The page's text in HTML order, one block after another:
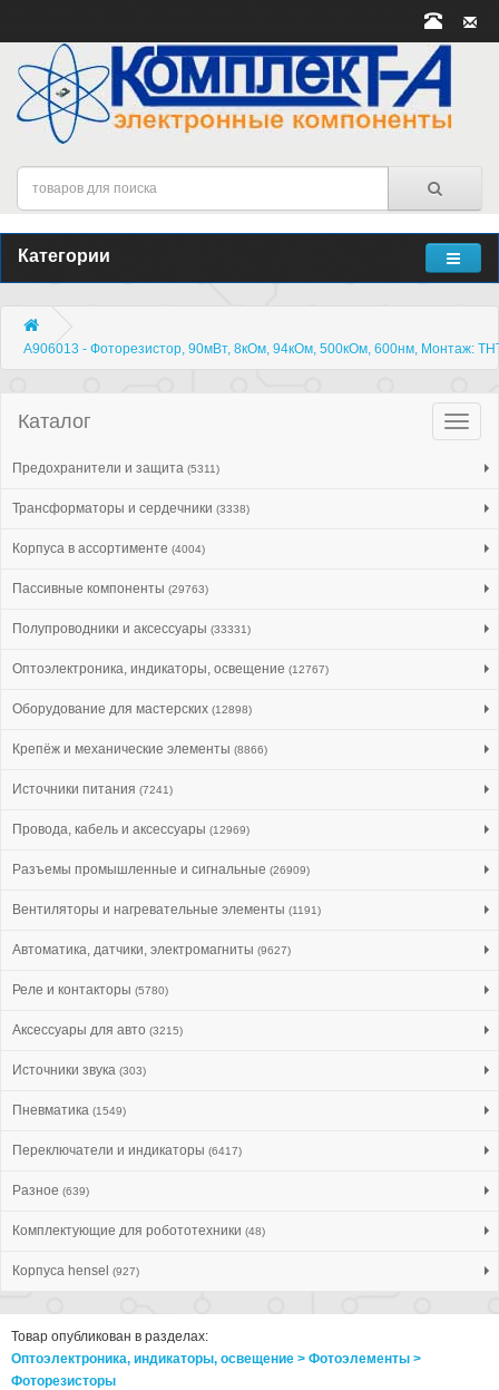
Категории
A906013 - Фоторезистор, 90мВт, 8кОм, 94кОм, 500кОм, 600нм, Монтаж:
Каталог
Предохранители и защита (5311)
Трансформаторы и сердечники (3338)
Корпуса в ассортименте (4004)
Пассивные компоненты (29763)
Полупроводники и аксессуары (33331)
Оптоэлектроника, индикаторы, освещение (12767)
Оборудование для мастерских (12898)
Крепёж и механические элементы (8866)
Источники питания (7241)
Провода, кабель и аксессуары (12969)
Разъемы промышленные и сигнальные (26909)
Вентиляторы и нагревательные элементы (1191)
Автоматика, датчики, электромагниты (9627)
Реле и контакторы (5780)
Аксессуары для авто (3215)
Источники звука (303)
Пневматика (1549)
Переключатели и индикаторы (6417)
Разное (639)
Комплектующие для робототехники (48)
Корпуса hensel (927)
Товар опубликован в разделах:
Оптоэлектроника, индикаторы, освещение > Фотоэлементы >
Фоторезисторы